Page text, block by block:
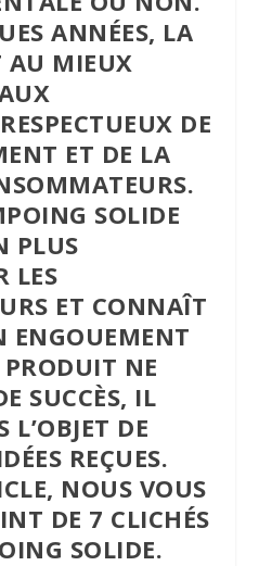
ANNÉES, LA
AU MIEUX
DE
ET DE LA
SOLIDE
PLUS
LES
ET CONNAÎT
ENGOUEMENT
NE
SUCCÈS, IL
L’OBJET DE
REÇUES.
NOUS VOUS
DE 7 CLICHÉS
SOLIDE.